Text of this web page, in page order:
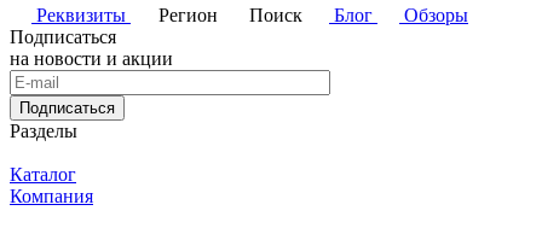
Реквизиты
Регион Поиск Блог
Обзоры
Подписаться
на новости и акции
Подписаться
Разделы
Каталог
Компания